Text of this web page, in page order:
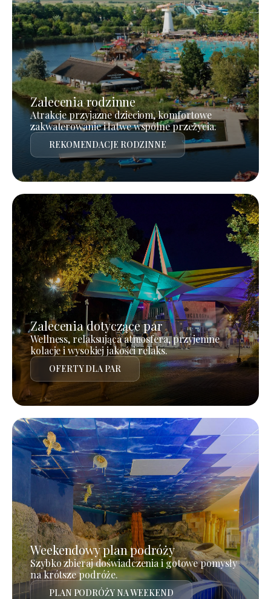
Zalecenia rodzinne
Atrakcje przyjazne dzieciom, komfortowe
zakwaterowanie i łatwe wspólne przeżycia.
REKOMENDACJE RODZINNE
Zalecenia dotyczące par
Wellness, relaksująca atmosfera, przyjemne
kolacje i wysokiej jakości relaks.
OFERTY DLA PAR
Weekendowy plan podróży
Szybko zbieraj doświadczenia i gotowe pomysły
na krótsze podróże.
PLAN PODRÓŻY NA WEEKEND